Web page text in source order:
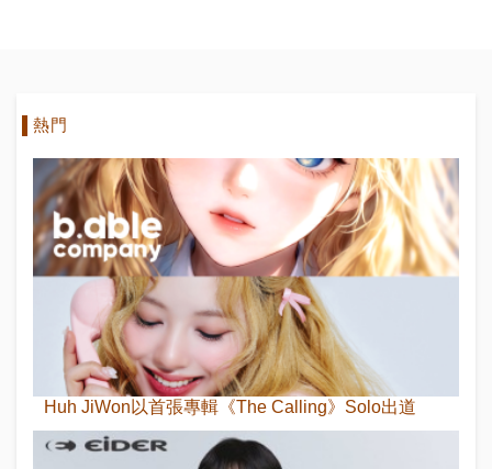
熱門
Huh JiWon以首張專輯《The Calling》Solo出道